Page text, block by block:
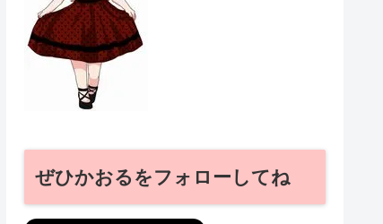
ぜひかおるをフォローしてね